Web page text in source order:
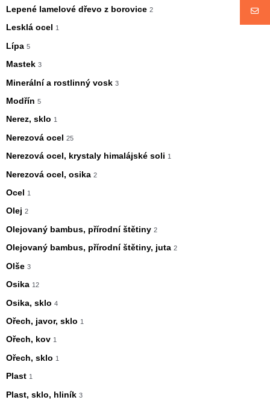
Lepené lamelové dřevo z borovice 2
Lesklá ocel 1
Lípa 5
Mastek 3
Minerální a rostlinný vosk 3
Modřín 5
Nerez, sklo 1
Nerezová ocel 25
Nerezová ocel, krystaly himalájské soli 1
Nerezová ocel, osika 2
Ocel 1
Olej 2
Olejovaný bambus, přírodní štětiny 2
Olejovaný bambus, přírodní štětiny, juta 2
Olše 3
Osika 12
Osika, sklo 4
Ořech, javor, sklo 1
Ořech, kov 1
Ořech, sklo 1
Plast 1
Plast, sklo, hliník 3